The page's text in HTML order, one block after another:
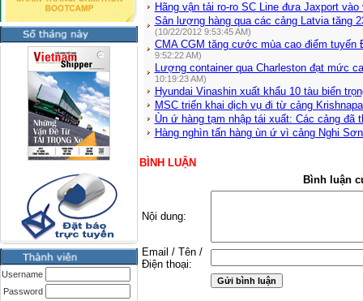
Username
Password
Hãng vận tải ro-ro SC Line đưa Jaxport vào
Sản lượng hàng qua các cảng Latvia tăng
(10/22/2012 9:53:45 AM)
CMA CGM tăng cước mùa cao điểm tuyến
9:52:22 AM)
Lượng container qua Charleston đạt mức
10:19:23 AM)
Hyundai Vinashin xuất khẩu 10 tàu biển
MSC triển khai dịch vụ đi từ cảng
Ùn ứ hàng tạm nhập tái xuất: Các cảng đã
Hàng nghìn tấn hàng ùn ứ vì cảng Nghi
BÌNH LUẬN
Bình luận
Nội dung:
Email / Tên /
Điện thoại: